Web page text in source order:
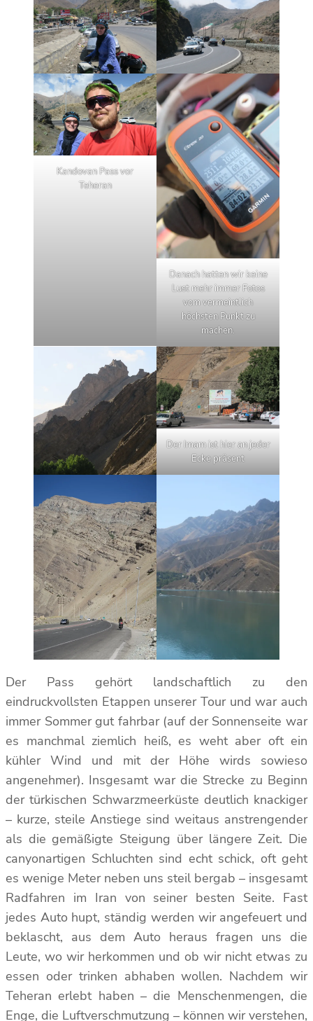
Kandovan Pass vor
Teheran
Danach hatten wir keine
Lust mehr immer Fotos
vom vermeintlich
höchsten Punkt zu
machen.
Der Imam ist hier an jeder
Ecke präsent
Der Pass gehört landschaftlich zu den
eindruckvollsten Etappen unserer Tour und war auch
immer Sommer gut fahrbar (auf der Sonnenseite war
es manchmal ziemlich heiß, es weht aber oft ein
kühler Wind und mit der Höhe wirds sowieso
angenehmer). Insgesamt war die Strecke zu Beginn
der türkischen Schwarzmeerküste deutlich knackiger
– kurze, steile Anstiege sind weitaus anstrengender
als die gemäßigte Steigung über längere Zeit. Die
canyonartigen Schluchten sind echt schick, oft geht
es wenige Meter neben uns steil bergab – insgesamt
Radfahren im Iran von seiner besten Seite. Fast
jedes Auto hupt, ständig werden wir angefeuert und
beklascht, aus dem Auto heraus fragen uns die
Leute, wo wir herkommen und ob wir nicht etwas zu
essen oder trinken abhaben wollen. Nachdem wir
Teheran erlebt haben – die Menschenmengen, die
Enge, die Luftverschmutzung – können wir verstehen,